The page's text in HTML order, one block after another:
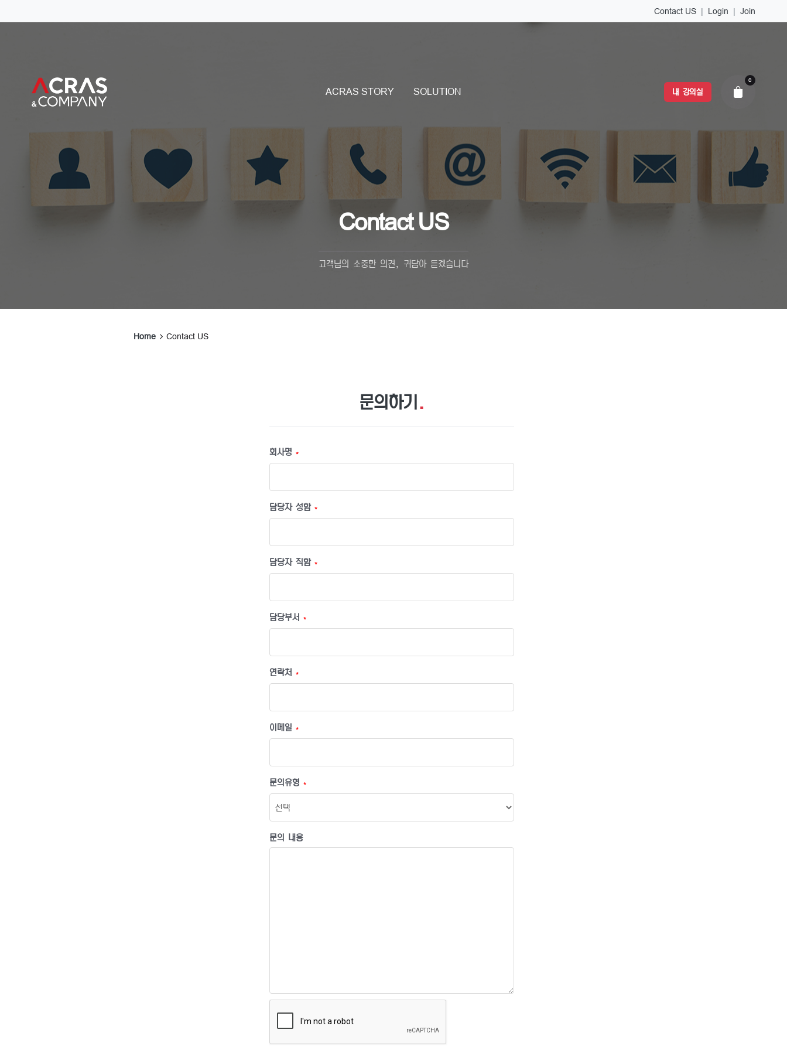
Join
|
Login
|
Contact US
ACRAS STORY SOLUTION 내 강의실
0
Contact US
고객님의 소중한 의견, 귀담아 듣겠습니다
Home Contact US
문의하기 .
회사명 *
담당자 성함 *
담당자 직함 *
담당부서 *
연락처 *
이메일 *
문의유형 *
문의 내용